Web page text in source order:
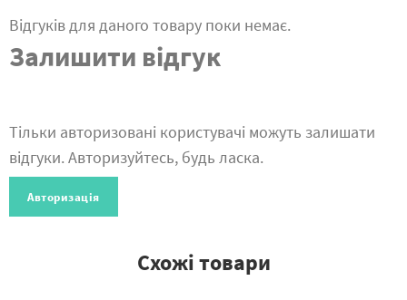
Відгуків для даного товару поки немає.
Залишити відгук
Тільки авторизовані користувачі можуть залишати
відгуки. Авторизуйтесь, будь ласка.
Авторизація
Схожі товари